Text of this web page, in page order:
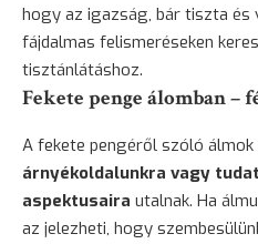
hogy az igazság, bár tiszta és
fájdalmas felismeréseken
tisztánlátáshoz.
Fekete penge álomban –
A fekete pengéről szóló álmok
árnyékoldalunkra vagy
aspektusaira utalnak. Ha
az jelezheti, hogy